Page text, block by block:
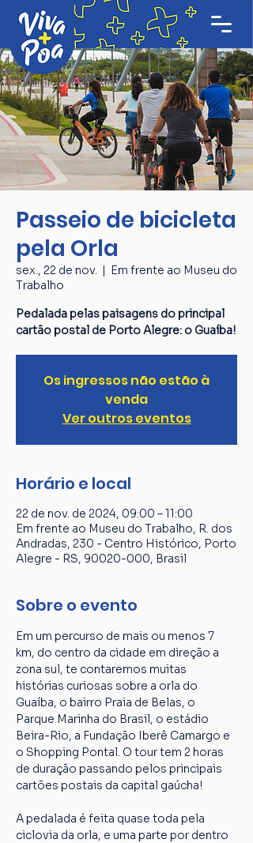
Passeio de bicicleta
pela Orla
sex., 22 de nov.
  |
Em frente ao Museu do
Trabalho
Pedalada pelas paisagens do principal
cartão postal de Porto Alegre: o Guaíba!
Os ingressos não estão à
venda
Ver outros eventos
Horário e local
22 de nov. de 2024, 09:00 – 11:00
Em frente ao Museu do Trabalho, R. dos
Andradas, 230 - Centro Histórico, Porto
Alegre - RS, 90020-000, Brasil
Sobre o evento
Em um percurso de mais ou menos 7
km, do centro da cidade em direção a
zona sul, te contaremos muitas
histórias curiosas sobre a orla do
Guaíba, o bairro Praia de Belas, o
Parque Marinha do Brasil, o estádio
Beira-Rio, a Fundação Iberê Camargo e
o Shopping Pontal. O tour tem 2 horas
de duração passando pelos principais
cartões postais da capital gaúcha!
A pedalada é feita quase toda pela
ciclovia da orla, e uma parte por dentro